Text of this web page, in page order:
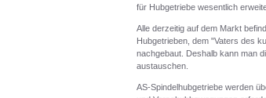
für Hubgetriebe wesentlich
Alle derzeitig auf dem Markt
Hubgetrieben, dem "Vaters des
nachgebaut. Deshalb kann man
austauschen.
AS-Spindelhubgetriebe werden